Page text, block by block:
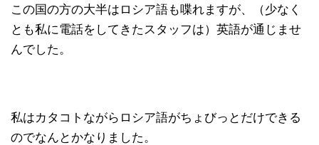
この国の方の大半はロシア語も喋れますが、（少なく
とも私に電話をしてきたスタッフは）英語が通じませ
んでした。
私はカタコトながらロシア語がちょびっとだけできる
のでなんとかなりました。